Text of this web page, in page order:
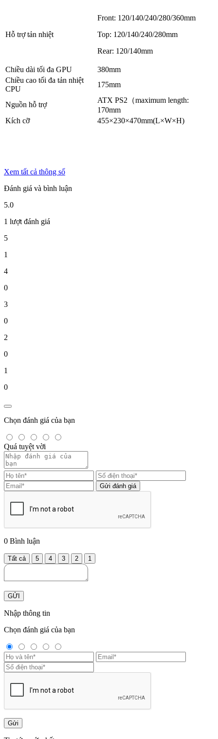
Hỗ trợ tản nhiệt
Front: 120/140/240/280/360mm
Top: 120/140/240/280mm
Rear: 120/140mm
Chiều dài tối đa GPU
380mm
Chiều cao tối đa tản nhiệt
CPU
175mm
Nguồn hỗ trợ
ATX PS2（maximum length:
170mm
Kích cỡ
455×230×470mm(L×W×H)
Xem tất cả thông số
Đánh giá và bình luận
5.0
1 lượt đánh giá
5
1
4
0
3
0
2
0
1
0
Chọn đánh giá của bạn
Quá tuyệt vời
Gửi đánh giá
0 Bình luận
Tất cả 5 4 3 2 1
GỬI
Nhập thông tin
Chọn đánh giá của bạn
Gửi